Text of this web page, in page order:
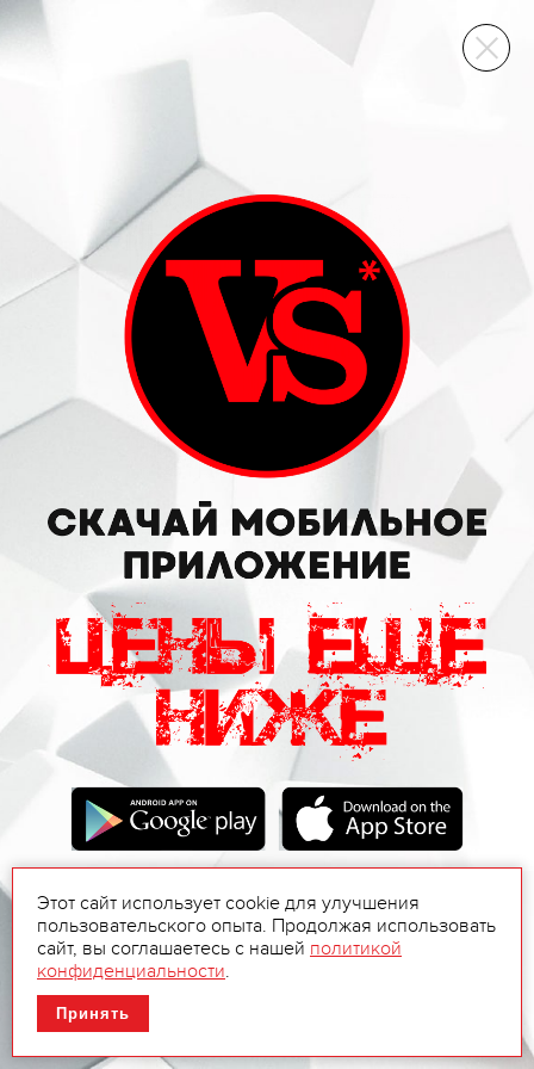
ВИННЫЙ СКЛАД
Этот сайт использует cookie для улучшения
пользовательского опыта. Продолжая использовать
сайт, вы соглашаетесь с нашей политикой
конфиденциальности.
Принять